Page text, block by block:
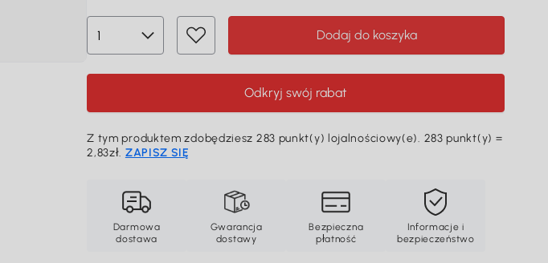
Dodaj do koszyka
Odkryj swój rabat
Z tym produktem zdobędziesz 283 punkt(y) lojalnościowy(e). 283 punkt(y) =
2,83zł. ZAPISZ SIĘ
Darmowa
dostawa
Gwarancja
dostawy
Bezpieczna
płatność
Informacje i
bezpieczeństwo